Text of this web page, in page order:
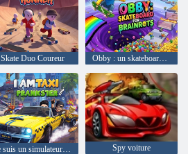
Skate Duo Coureur Obby : un skateboard pour les Brainrots
Je suis un simulateur de farceur de taxi Spy voiture